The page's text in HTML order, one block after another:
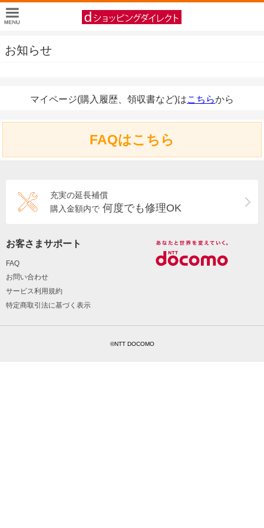
お知らせ
マイページ(購入履歴、領収書など)はこちらから
FAQはこちら
充実の延長補償
購入金額内で 何度でも修理OK
お客さまサポート
FAQ
お問い合わせ
サービス利用規約
特定商取引法に基づく表示
©NTT DOCOMO